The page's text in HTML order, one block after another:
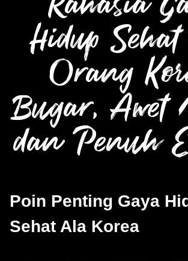
Hidup
Orang
Bugar, Awet
dan Penuh
Poin Penting Gaya
Sehat Ala Korea